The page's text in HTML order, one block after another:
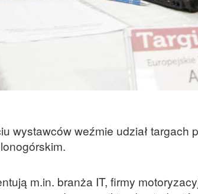
wystawców weźmie udział
m.in. branża IT, firmy